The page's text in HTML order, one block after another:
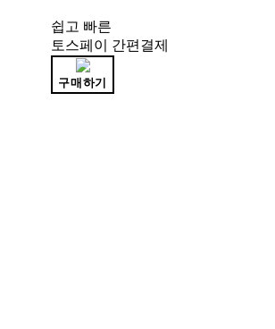
쉽고 빠른
토스페이 간편결제
구매하기